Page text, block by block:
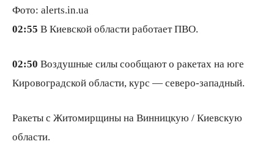
Фото: alerts.in.ua
02:55 В Киевской области работает ПВО.
02:50 Воздушные силы сообщают о ракетах на юге
Кировоградской области, курс — северо-западный.
Ракеты с Житомирщины на Винницкую / Киевскую
области.